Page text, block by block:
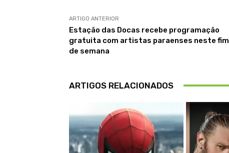
ARTIGO ANTERIOR
Estação das Docas recebe programação
gratuita com artistas paraenses neste fim
de semana
ARTIGOS RELACIONADOS